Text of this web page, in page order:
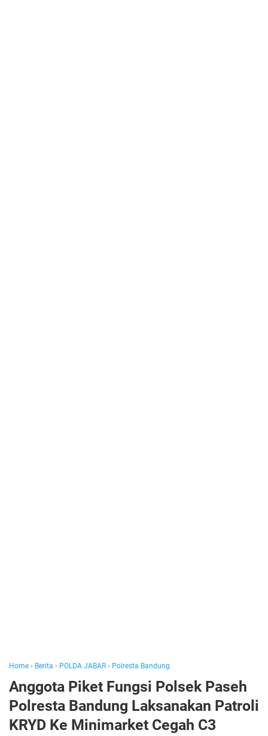
Home › Berita › POLDA JABAR › Polresta Bandung
Anggota Piket Fungsi Polsek Paseh
Polresta Bandung Laksanakan Patroli
KRYD Ke Minimarket Cegah C3